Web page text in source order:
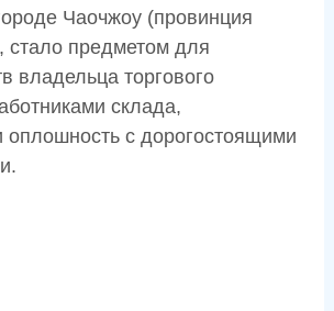
Чаочжоу (провинция
стало предметом для
владельца торгового
склада,
оплошность с дорогостоящими